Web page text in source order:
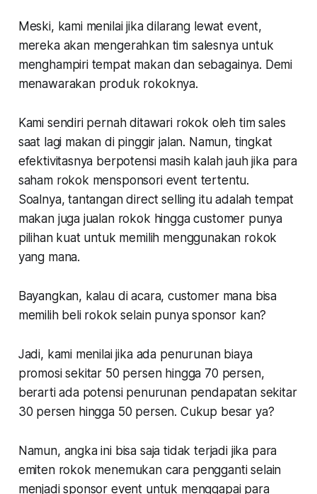
Meski, kami menilai jika dilarang lewat event,
mereka akan mengerahkan tim salesnya untuk
menghampiri tempat makan dan sebagainya. Demi
menawarakan produk rokoknya.
Kami sendiri pernah ditawari rokok oleh tim sales
saat lagi makan di pinggir jalan. Namun, tingkat
efektivitasnya berpotensi masih kalah jauh jika para
saham rokok mensponsori event tertentu.
Soalnya, tantangan direct selling itu adalah tempat
makan juga jualan rokok hingga customer punya
pilihan kuat untuk memilih menggunakan rokok
yang mana.
Bayangkan, kalau di acara, customer mana bisa
memilih beli rokok selain punya sponsor kan?
Jadi, kami menilai jika ada penurunan biaya
promosi sekitar 50 persen hingga 70 persen,
berarti ada potensi penurunan pendapatan sekitar
30 persen hingga 50 persen. Cukup besar ya?
Namun, angka ini bisa saja tidak terjadi jika para
emiten rokok menemukan cara pengganti selain
menjadi sponsor event untuk menggapai para